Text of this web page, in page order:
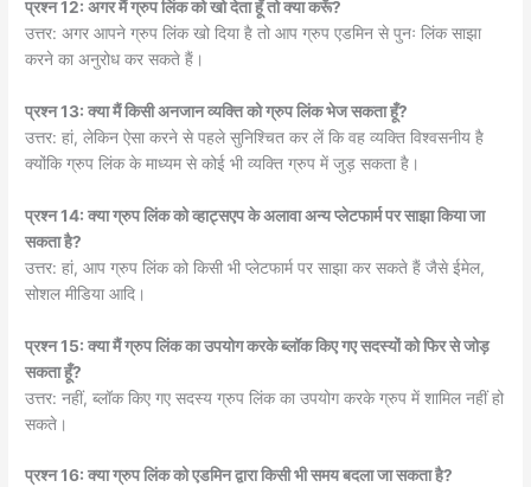
प्रश्न 12: अगर मैं ग्रुप लिंक को खो देता हूँ तो क्या करूँ?
उत्तर: अगर आपने ग्रुप लिंक खो दिया है तो आप ग्रुप एडमिन से पुनः लिंक साझा
करने का अनुरोध कर सकते हैं।
प्रश्न 13: क्या मैं किसी अनजान व्यक्ति को ग्रुप लिंक भेज सकता हूँ?
उत्तर: हां, लेकिन ऐसा करने से पहले सुनिश्चित कर लें कि वह व्यक्ति विश्वसनीय है
क्योंकि ग्रुप लिंक के माध्यम से कोई भी व्यक्ति ग्रुप में जुड़ सकता है।
प्रश्न 14: क्या ग्रुप लिंक को व्हाट्सएप के अलावा अन्य प्लेटफार्म पर साझा किया जा
सकता है?
उत्तर: हां, आप ग्रुप लिंक को किसी भी प्लेटफार्म पर साझा कर सकते हैं जैसे ईमेल,
सोशल मीडिया आदि।
प्रश्न 15: क्या मैं ग्रुप लिंक का उपयोग करके ब्लॉक किए गए सदस्यों को फिर से जोड़
सकता हूँ?
उत्तर: नहीं, ब्लॉक किए गए सदस्य ग्रुप लिंक का उपयोग करके ग्रुप में शामिल नहीं हो
सकते।
प्रश्न 16: क्या ग्रुप लिंक को एडमिन द्वारा किसी भी समय बदला जा सकता है?